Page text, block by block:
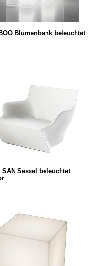
Blumenbank beleuchtet
SAN Sessel beleuchtet